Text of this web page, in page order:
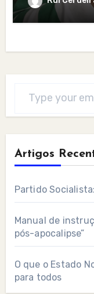
Artigos
Partido
Manual de
pós-apocalipse”
O que o Estado
para todos